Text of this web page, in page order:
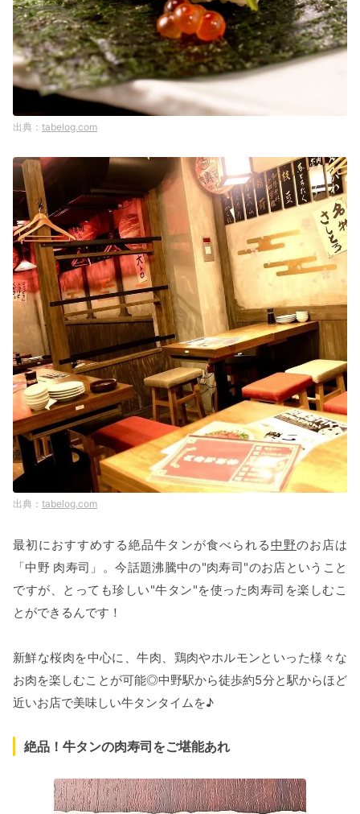
tabelog.com
tabelog.com
最初におすすめする絶品牛タンが食べられる中野のお店は
「中野 肉寿司」。今話題沸騰中の"肉寿司"のお店ということ
ですが、とっても珍しい"牛タン"を使った肉寿司を楽しむこ
とができるんです！
新鮮な桜肉を中心に、牛肉、鶏肉やホルモンといった様々な
お肉を楽しむことが可能◎中野駅から徒歩約5分と駅からほど
近いお店で美味しい牛タンタイムを♪
絶品！牛タンの肉寿司をご堪能あれ